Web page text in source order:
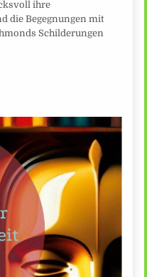
ihre
die Begegnungen mit
Schilderungen